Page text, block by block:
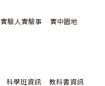
實驗人實驗事
實中園地
科學班資訊
教科書資訊